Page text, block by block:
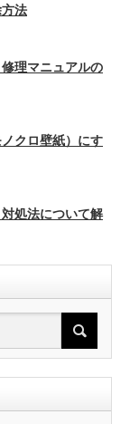
法
理マニュアルの
クロ壁紙）にす
処法について解